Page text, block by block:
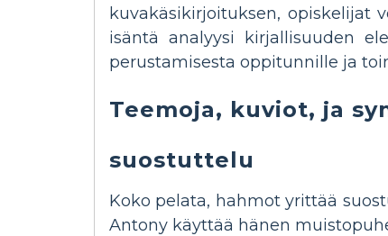
kuvakäsikirjoituksen, opiskelijat
isäntä analyysi kirjallisuuden
perustamisesta oppitunnille ja
Teemoja, kuviot, ja
suostuttelu
Koko pelata, hahmot yrittää
Antony käyttää hänen